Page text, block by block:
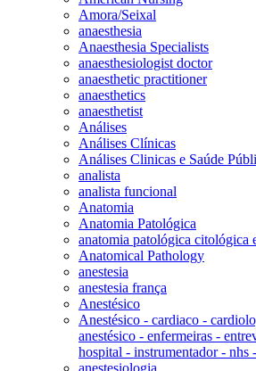
Amora/Seixal
anaesthesia
Anaesthesia Specialists
anaesthesiologist doctor
anaesthetic practitioner
anaesthetics
anaesthetist
Análises
Análises Clínicas
Análises Clinicas e Saúde
analista
analista funcional
Anatomia
Anatomia Patológica
anatomia patológica citológica
Anatomical Pathology
anestesia
anestesia frança
Anestésico
Anestésico - cardiaco -
anestésico - enfermeiras -
hospital - instrumentador - nhs
anestesiologia